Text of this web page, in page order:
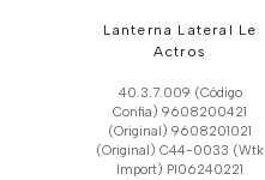
Lanterna Lateral Le
Actros
40.3.7.009 (Código
Confia) 9608200421
(Original) 9608201021
(Original) C44-0033 (Wtk
Import) Pl06240221